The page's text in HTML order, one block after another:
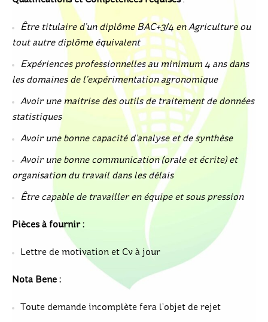
Être titulaire d’un diplôme BAC+3/4 en Agriculture ou
tout autre diplôme équivalent
Expériences professionnelles au minimum 4 ans dans
les domaines de l’expérimentation agronomique
Avoir une maitrise des outils de traitement de données
statistiques
Avoir une bonne capacité d’analyse et de synthèse
Avoir une bonne communication (orale et écrite) et
organisation du travail dans les délais
Être capable de travailler en équipe et sous pression
Pièces à fournir :
Lettre de motivation et Cv à jour
Nota Bene :
Toute demande incomplète fera l’objet de rejet